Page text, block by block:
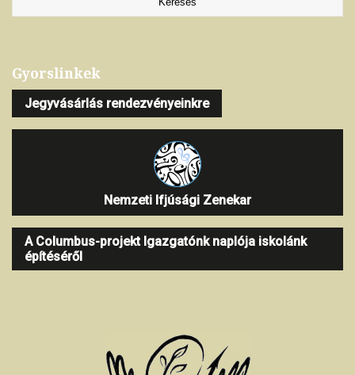
Gyorslinkek
Jegyvásárlás rendezvényeinkre
Nemzeti Ifjúsági Zenekar
A Columbus-projekt Igazgatónk naplója iskolánk
építéséről